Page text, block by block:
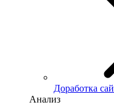
Доработка
Анализ